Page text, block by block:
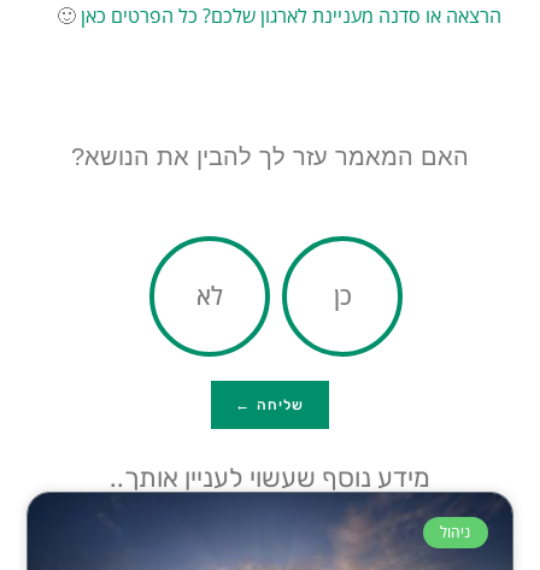
הרצאה או סדנה מעניינת לארגון שלכם? כל הפרטים כאן🙂
האם המאמר עזר לך להבין את הנושא?
כן לא
שליחה ←
מידע נוסף שעשוי לעניין אותך..
ניהול